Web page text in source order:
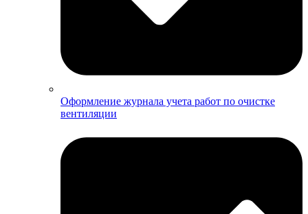
Оформление журнала учета работ по очистке
вентиляции